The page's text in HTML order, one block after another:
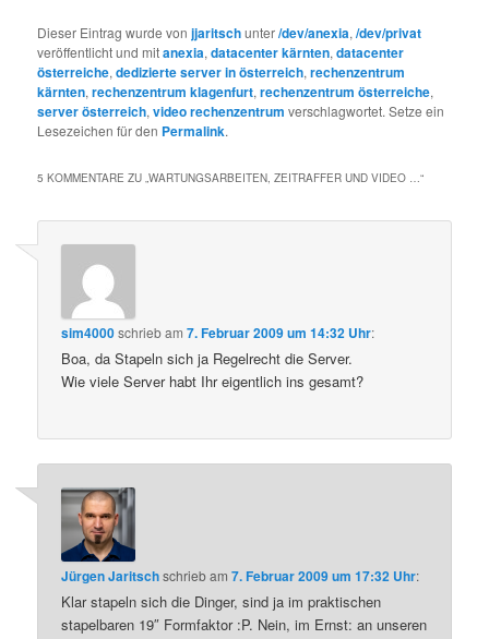
Dieser Eintrag wurde vonjjaritschunter/dev/anexia,/dev/privat
veröffentlicht und mitanexia,datacenter kärnten,datacenter
österreiche,dedizierte server in österreich,rechenzentrum
kärnten,rechenzentrum klagenfurt,rechenzentrum österreiche,
server österreich,video rechenzentrum verschlagwortet. Setze ein
Lesezeichen für den Permalink.
5 KOMMENTARE ZU „WARTUNGSARBEITEN, ZEITRAFFER UND VIDEO …“
sim4000schriebam7. Februar 2009 um 14:32 Uhr:
Boa, da Stapeln sich ja Regelrecht die Server.
Wie viele Server habt Ihr eigentlich ins gesamt?
Jürgen Jaritschschriebam7. Februar 2009 um 17:32 Uhr:
Klar stapeln sich die Dinger, sind ja im praktischen
stapelbaren 19″ Formfaktor :P. Nein, im Ernst: an unseren